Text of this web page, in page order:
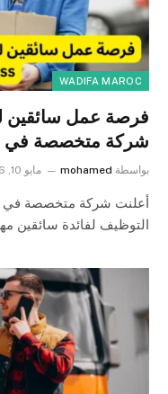
WADIFA MAROC
فرصة عمل سائقين
شركة متخصصة في
بواسطة mohamed مايو 10, 2026
أعلنت شركة متخصصة في
التوظيف لفائدة سائقين